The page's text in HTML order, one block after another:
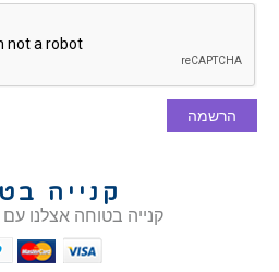
הרשמה
קנייה
קנייה בטוחה אצלנו